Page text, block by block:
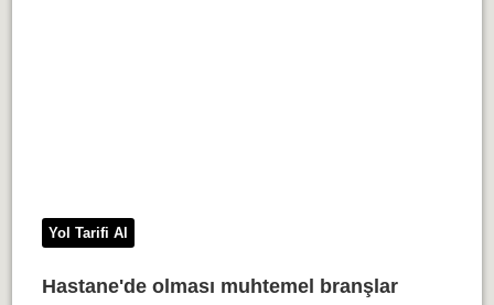
Yol Tarifi Al
Hastane'de olması muhtemel branşlar